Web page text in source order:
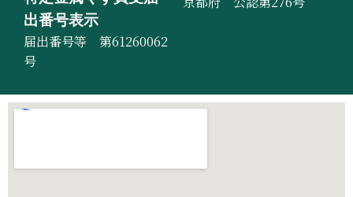
出番号表示
届出番号等 第61260062
号